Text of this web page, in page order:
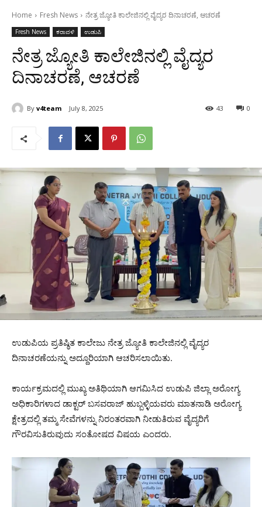
Home Fresh News ನೇತ್ರ ಜ್ಯೋತಿ ಕಾಲೇಜಿನಲ್ಲಿ ವೈದ್ಯರ ದಿನಾಚರಣೆ, ಆಚರಣೆ
Fresh News ಕರಾವಳಿ ಉಡುಪಿ
ನೇತ್ರ ಜ್ಯೋತಿ ಕಾಲೇಜಿನಲ್ಲಿ ವೈದ್ಯರ
ದಿನಾಚರಣೆ, ಆಚರಣೆ
By v4team July 8, 2025 0
43
ಉಡುಪಿಯ ಪ್ರತಿಷ್ಠಿತ ಕಾಲೇಜು ನೇತ್ರ ಜ್ಯೋತಿ ಕಾಲೇಜಿನಲ್ಲಿ ವೈದ್ಯರ
ದಿನಾಚರಣೆಯನ್ನು ಅದ್ದೂರಿಯಾಗಿ ಆಚರಿಸಲಾಯಿತು.
ಕಾರ್ಯಕ್ರಮದಲ್ಲಿ ಮುಖ್ಯ ಅತಿಥಿಯಾಗಿ ಆಗಮಿಸಿದ ಉಡುಪಿ ಜಿಲ್ಲಾ ಅರೋಗ್ಯ
ಅಧಿಕಾರಿಗಳಾದ ಡಾಕ್ಟರ್ ಬಸವರಾಜ್ ಹುಬ್ಬಳ್ಳಿಯವರು ಮಾತನಾಡಿ ಅರೋಗ್ಯ
ಕ್ಷೇತ್ರದಲ್ಲಿ ತಮ್ಮ ಸೇವೆಗಳನ್ನು ನಿರಂತರವಾಗಿ ನೀಡುತಿರುವ ವೈದ್ಯರಿಗೆ
ಗೌರವಿಸುತಿರುವುದು ಸಂತೋಷದ ವಿಷಯ ಎಂದರು.